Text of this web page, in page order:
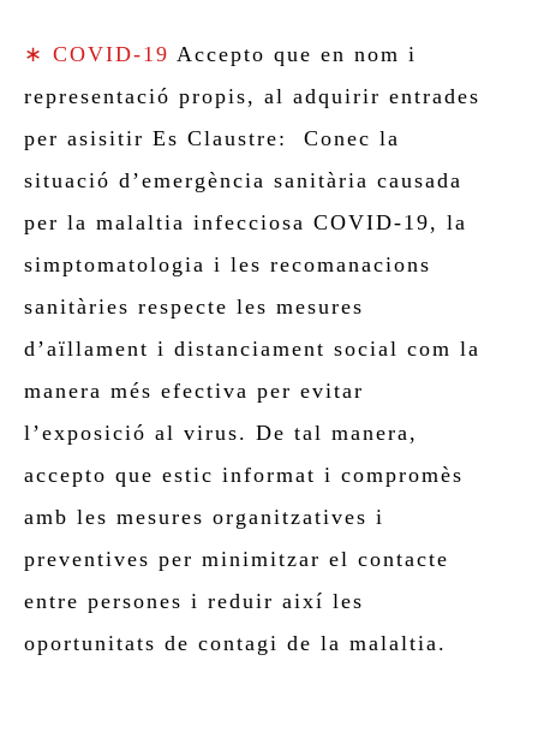
∗ COVID-19 Accepto que en nom i
representació propis, al adquirir entrades
per asisitir Es Claustre: Conec la
situació d’emergència sanitària causada
per la malaltia infecciosa COVID-19, la
simptomatologia i les recomanacions
sanitàries respecte les mesures
d’aïllament i distanciament social com la
manera més efectiva per evitar
l’exposició al virus. De tal manera,
accepto que estic informat i compromès
amb les mesures organitzatives i
preventives per minimitzar el contacte
entre persones i reduir així les
oportunitats de contagi de la malaltia.